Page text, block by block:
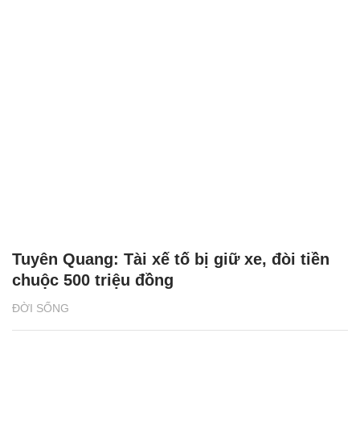
ĐỜI SỐNG
Tuyên Quang: Tài xế tố bị giữ xe, đòi tiền
chuộc 500 triệu đồng